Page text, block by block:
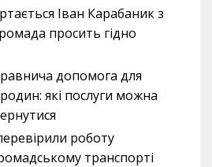
Іван Карабаник з
просить гідно
допомога для
родин: які послуги можна
роботу
транспорті